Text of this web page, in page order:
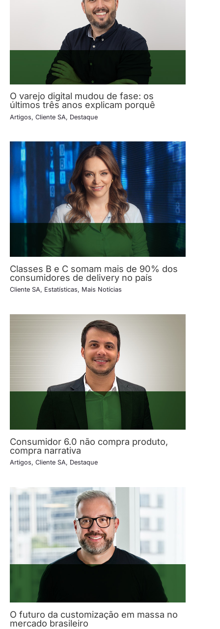
O varejo digital mudou de fase: os
últimos três anos explicam porquê
Artigos, Cliente SA, Destaque
Classes B e C somam mais de 90% dos
consumidores de delivery no país
Cliente SA, Estatísticas, Mais Notícias
Consumidor 6.0 não compra produto,
compra narrativa
Artigos, Cliente SA, Destaque
O futuro da customização em massa no
mercado brasileiro